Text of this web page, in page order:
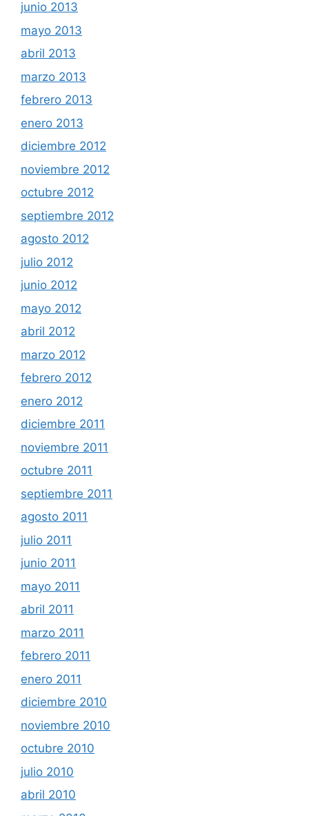
junio 2013
mayo 2013
abril 2013
marzo 2013
febrero 2013
enero 2013
diciembre 2012
noviembre 2012
octubre 2012
septiembre 2012
agosto 2012
julio 2012
junio 2012
mayo 2012
abril 2012
marzo 2012
febrero 2012
enero 2012
diciembre 2011
noviembre 2011
octubre 2011
septiembre 2011
agosto 2011
julio 2011
junio 2011
mayo 2011
abril 2011
marzo 2011
febrero 2011
enero 2011
diciembre 2010
noviembre 2010
octubre 2010
julio 2010
abril 2010